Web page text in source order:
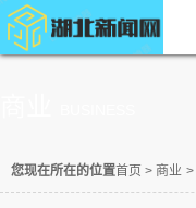
您现在所在的位置首页 > 商业 >